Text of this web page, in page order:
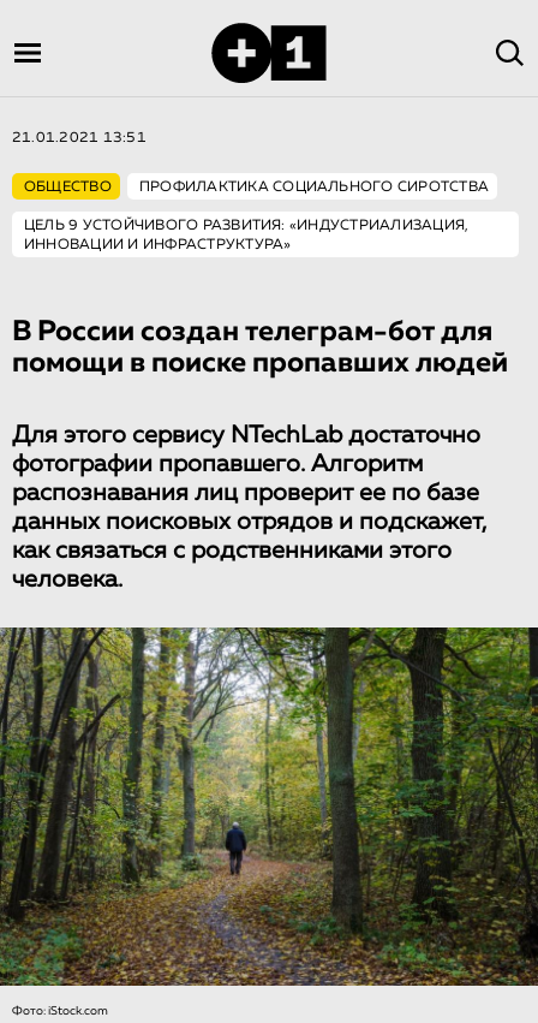
21.01.2021 13:51
ОБЩЕСТВО ПРОФИЛАКТИКА СОЦИАЛЬНОГО СИРОТСТВА
ЦЕЛЬ 9 УСТОЙЧИВОГО РАЗВИТИЯ: «ИНДУСТРИАЛИЗАЦИЯ,
ИННОВАЦИИ И ИНФРАСТРУКТУРА»
В России создан телеграм-бот для
помощи в поиске пропавших людей
Для этого сервису NTechLab достаточно
фотографии пропавшего. Алгоритм
распознавания лиц проверит ее по базе
данных поисковых отрядов и подскажет,
как связаться с родственниками этого
человека.
Фото: iStock.com